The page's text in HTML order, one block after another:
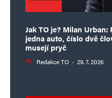
Jméno*
Jak TO je? Milan
jedna auto, číslo dvě
musejí pryč
Redakce TO · 29. 7. 2026